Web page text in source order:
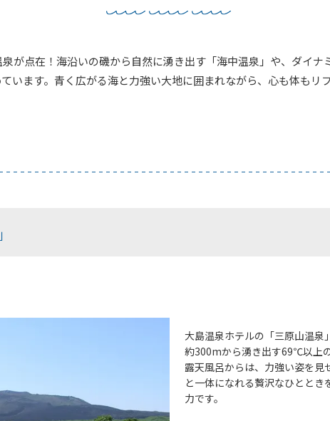
が点在！海沿いの磯から自然に湧き出す「海中温泉」や、ダイ
います。青く広がる海と力強い大地に囲まれながら、心も体も
大島温泉ホテルの「三原山温泉
約300mから湧き出す69℃以上
露天風呂からは、力強い姿を
と一体になれる贅沢なひとと
力です。